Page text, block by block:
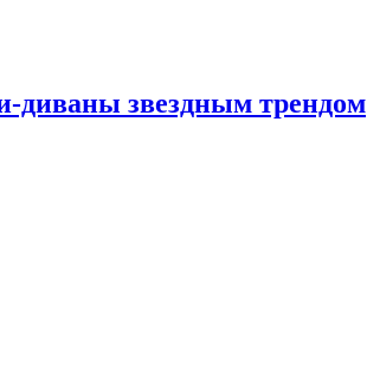
диваны звездным трендом